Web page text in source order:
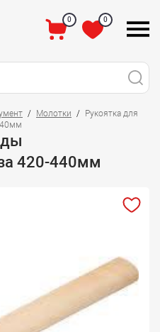
0 0
Молотки
Рукоятка для
420-440мм